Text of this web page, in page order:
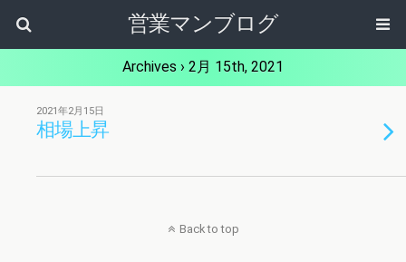
営業マンブログ
Archives › 2月 15th, 2021
2021年2月15日
相場上昇
Back to top